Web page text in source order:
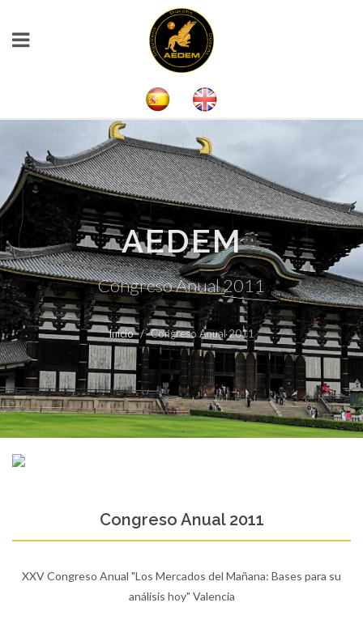
AEDEM
Congreso Anual 2011
Inicio Congreso Anual 2011
Congreso Anual 2011
XXV Congreso Anual "Los Mercados del Mañana: Bases para su
análisis hoy" Valencia